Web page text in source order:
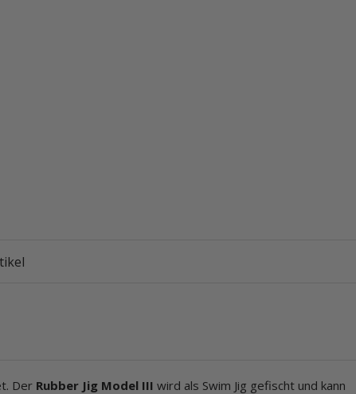
Der Rubber Jig Model III wird als Swim Jig gefischt und kann